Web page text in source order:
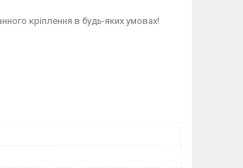
кріплення в будь-яких умовах!